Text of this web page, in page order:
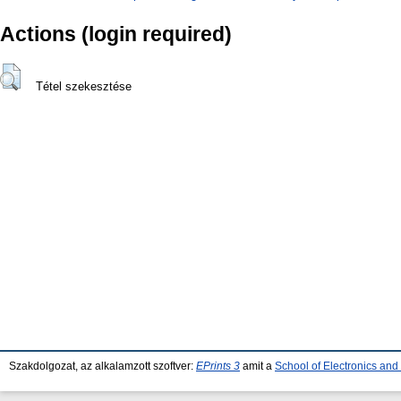
Actions (login required)
Tétel szekesztése
Szakdolgozat, az alkalamzott szoftver: EPrints 3 amit a School of Electronics